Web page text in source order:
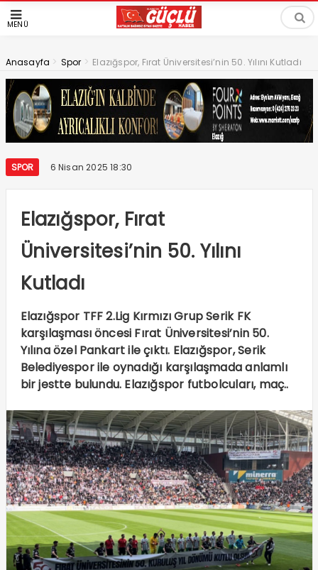
MENÜ
Anasayfa > Spor > Elazığspor, Fırat Üniversitesi’nin 50. Yılını Kutladı
SPOR 6 Nisan 2025 18:30
Elazığspor, Fırat
Üniversitesi’nin 50. Yılını
Kutladı
Elazığspor TFF 2.Lig Kırmızı Grup Serik FK
karşılaşması öncesi Fırat Üniversitesi’nin 50.
Yılına özel Pankart ile çıktı. Elazığspor, Serik
Belediyespor ile oynadığı karşılaşmada anlamlı
bir jestte bulundu. Elazığspor futbolcuları, maç..